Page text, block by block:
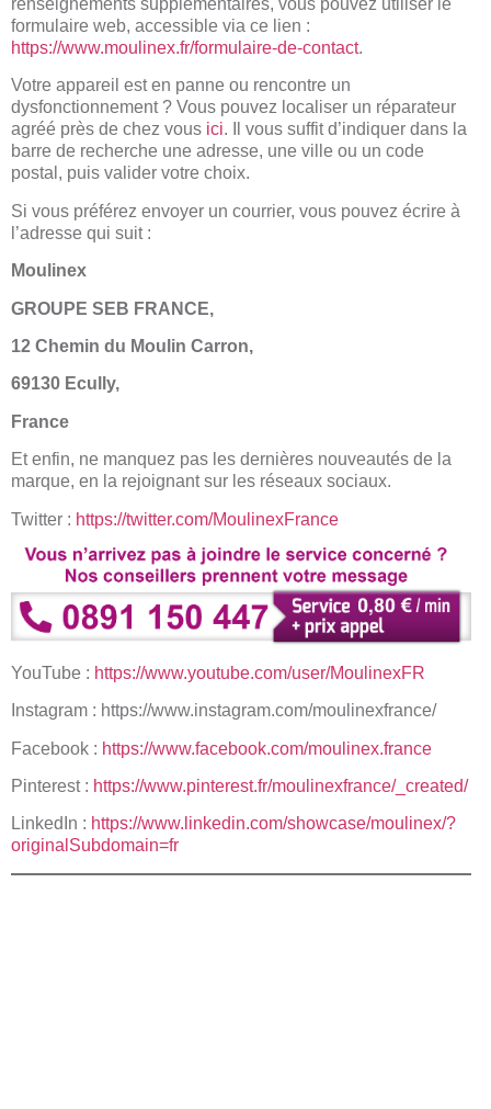
renseignements supplémentaires, vous pouvez utiliser le
formulaire web, accessible via ce lien :
https://www.moulinex.fr/formulaire-de-contact.
Votre appareil est en panne ou rencontre un
dysfonctionnement ? Vous pouvez localiser un réparateur
agréé près de chez vous ici. Il vous suffit d’indiquer dans la
barre de recherche une adresse, une ville ou un code
postal, puis valider votre choix.
Si vous préférez envoyer un courrier, vous pouvez écrire à
l’adresse qui suit :
Moulinex
GROUPE SEB FRANCE,
12 Chemin du Moulin Carron,
69130 Ecully,
France
Et enfin, ne manquez pas les dernières nouveautés de la
marque, en la rejoignant sur les réseaux sociaux.
Twitter : https://twitter.com/MoulinexFrance
YouTube : https://www.youtube.com/user/MoulinexFR
Instagram : https://www.instagram.com/moulinexfrance/
Facebook : https://www.facebook.com/moulinex.france
Pinterest : https://www.pinterest.fr/moulinexfrance/_created/
LinkedIn : https://www.linkedin.com/showcase/moulinex/?
originalSubdomain=fr